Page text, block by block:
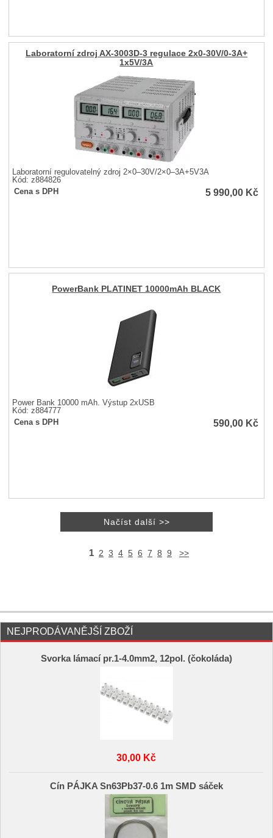
Laboratorní zdroj AX-3003D-3 regulace 2x0-30V/0-3A+
1x5V/3A
Laboratorní regulovatelný zdroj 2×0–30V/2×0–3A+5V3A
Kód: z884826
Cena s DPH
5 990,00 Kč
PowerBank PLATINET 10000mAh BLACK
Power Bank 10000 mAh. Výstup 2xUSB
Kód: z884777
Cena s DPH
590,00 Kč
1 2 3 4 5 6 7 8 9 >>
NEJPRODÁVANĚJŠÍ ZBOŽÍ
Svorka lámací pr.1-4.0mm2, 12pol. (čokoláda)
30,00 Kč
Cín PÁJKA Sn63Pb37-0.6 1m SMD sáček